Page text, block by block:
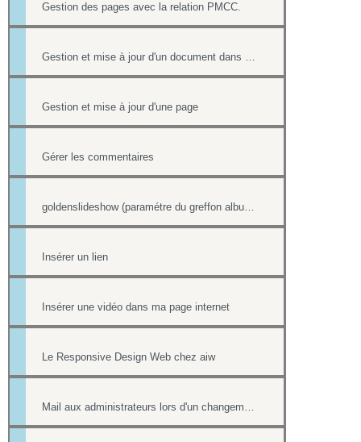
Gestion des pages avec la relation PMCC.
Gestion et mise à jour d'un document dans une page
Gestion et mise à jour d'une page
Gérer les commentaires
goldenslideshow (paramétre du greffon album)
Insérer un lien
Insérer une vidéo dans ma page internet
Le Responsive Design Web chez aiw
Mail aux administrateurs lors d'un changement de réponse existante